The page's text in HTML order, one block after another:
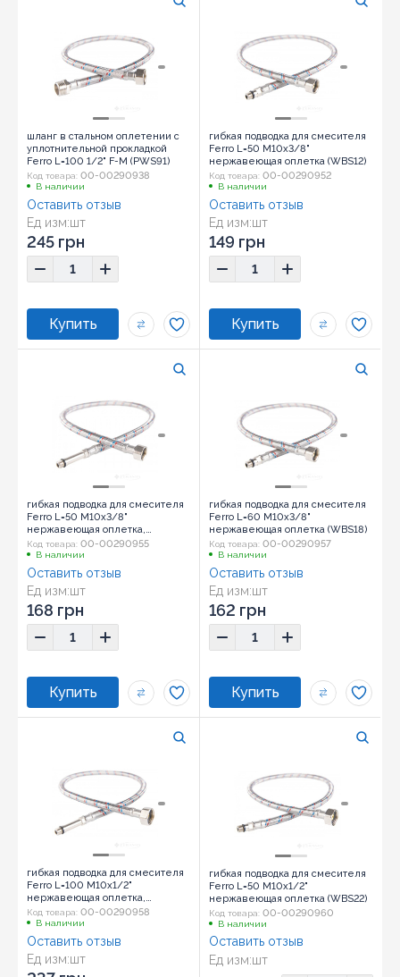
шланг в стальном оплетении с
уплотнительной прокладкой
Ferro L=100 1/2" F-M (PWS91)
Код товара: 00-00290938
В наличии
Ед изм:шт
Оставить отзыв
245 грн
гибкая подводка для смесителя
Ferro L=50 M10x3/8"
нержавеющая оплетка (WBS12)
Код товара: 00-00290952
В наличии
Ед изм:шт
Оставить отзыв
149 грн
гибкая подводка для смесителя
Ferro L=50 M10x3/8"
нержавеющая оплетка,
длинный щтуцер (WBS14)
Код товара: 00-00290955
В наличии
Ед изм:шт
Оставить отзыв
168 грн
гибкая подводка для смесителя
Ferro L=60 M10x3/8"
нержавеющая оплетка (WBS18)
Код товара: 00-00290957
В наличии
Ед изм:шт
Оставить отзыв
162 грн
гибкая подводка для смесителя
Ferro L=100 M10x1/2"
нержавеющая оплетка,
длинный штуцер (WBS20)
Код товара: 00-00290958
В наличии
Ед изм:шт
Оставить отзыв
гибкая подводка для смесителя
Ferro L=50 M10x1/2"
нержавеющая оплетка (WBS22)
Код товара: 00-00290960
В наличии
Ед изм:шт
Оставить отзыв